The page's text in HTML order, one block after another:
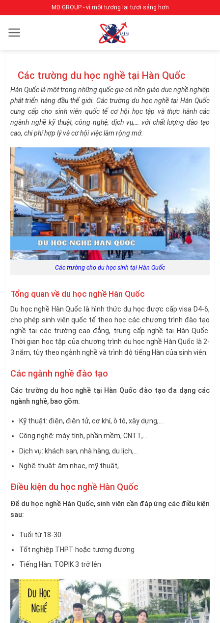
qua
nội
MD GROUP - vì một tương lai tươi sáng hơn
Các trường du học nghề tại Hàn Quốc
Hàn Quốc là một trong những quốc gia có nền giáo dục nghề nghiệp
phát triển hàng đầu thế giới. Các trường du học nghề tại Hàn Quốc
cung cấp cho sinh viên quốc tế cơ hội học tập và thực hành các
ngành nghề kỹ thuật, công nghệ, dịch vụ,… với chất lượng đào tạo
cao, chi phí hợp lý và cơ hội việc làm rộng mở.
Các trường cho du học sinh tại Hàn Quốc
Tổng quan về du học nghề Hàn Quốc
Du học nghề Hàn Quốc là hình thức du học được cấp visa D4-6,
cho phép sinh viên quốc tế theo học các chương trình đào tạo
nghề tại các trường cao đẳng, trung cấp nghề tại Hàn Quốc.
Thời gian học tập của chương trình du học nghề Hàn Quốc là 2-
3 năm, tùy theo ngành nghề và trình độ tiếng Hàn của sinh viên.
Các ngành nghề đào tạo
Các trường du học nghề tại Hàn Quốc đào tạo đa dạng các
ngành nghề, bao gồm:
Kỹ thuật: điện, điện tử, cơ khí, ô tô, xây dựng,…
Công nghệ: máy tính, phần mềm, CNTT,…
Dịch vụ: khách sạn, nhà hàng, du lịch,…
Nghệ thuật: âm nhạc, mỹ thuật,…
Điều kiện du học nghề Hàn Quốc
Để du học nghề Hàn Quốc, sinh viên cần đáp ứng các điều kiện
sau:
Tuổi từ 18-30
Tốt nghiệp THPT hoặc tương đương
Tiếng Hàn: TOPIK 3 trở lên